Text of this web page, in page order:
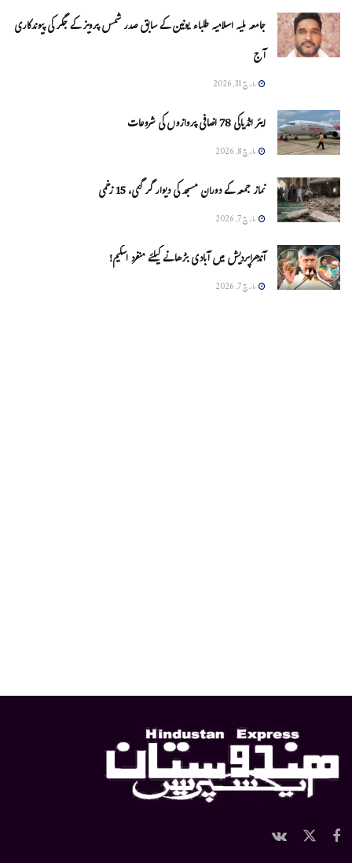
جامعہ ملیہ اسلامیہ طلباء یونین کے سابق صدر شمس پرویز کے جگر کی پیوندکاری
آج
مارچ 31, 2026
ایئر انڈیاکی 78 اضافی پروازوں کی شروعات
مارچ 8, 2026
نماز جمعہ کے دوران مسجد کی دیوار گر گئی، 15 زخمی
مارچ 7, 2026
آندھراپردیش میں آبادی بڑھانے کیلئے منفرد اسکیم!
مارچ 7, 2026